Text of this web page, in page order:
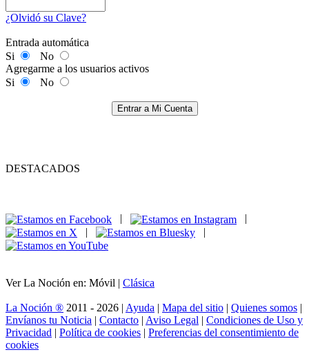
¿Olvidó su Clave?
Entrada automática
Si
No
Agregarme a los usuarios activos
Si
No
Entrar a Mi Cuenta
DESTACADOS
|
|
Ver La Noción en: Móvil | Clásica
La Noción ® 2011 - 2026 | Ayuda | Mapa del sitio | Quienes somos |
Envíanos tu Noticia | Contacto | Aviso Legal | Condiciones de Uso y
Privacidad | Política de cookies | Preferencias del consentimiento de
cookies